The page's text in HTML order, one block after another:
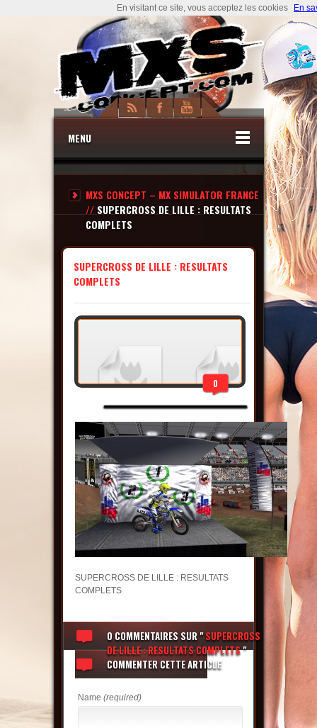
MENU
MXS CONCEPT – MX SIMULATOR FRANCE
// SUPERCROSS DE LILLE : RESULTATS
COMPLETS
SUPERCROSS DE LILLE : RESULTATS
COMPLETS
0
SUPERCROSS DE LILLE : RESULTATS
COMPLETS
0 COMMENTAIRESSUR "SUPERCROSS
DE LILLE : RESULTATS COMPLETS"
COMMENTER CETTE ARTICLE
Name (required)
En visitant ce site, vous acceptez les cookies En